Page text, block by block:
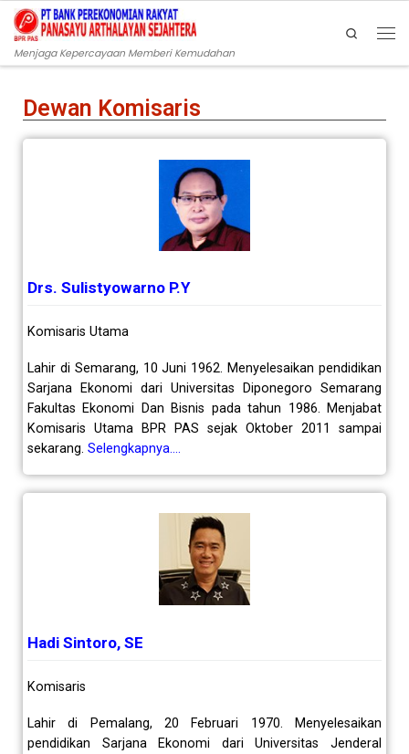
Skip to content
Menjaga Kepercayaan Memberi Kemudahan
Search
Dewan Komisaris
Drs. Sulistyowarno P.Y
Komisaris Utama
Lahir di Semarang, 10 Juni 1962. Menyelesaikan pendidikan
Sarjana Ekonomi dari Universitas Diponegoro Semarang
Fakultas Ekonomi Dan Bisnis pada tahun 1986. Menjabat
Komisaris Utama BPR PAS sejak Oktober 2011 sampai
sekarang. Selengkapnya….
Hadi Sintoro, SE
Komisaris
Lahir di Pemalang, 20 Februari 1970. Menyelesaikan
pendidikan Sarjana Ekonomi dari Universitas Jenderal